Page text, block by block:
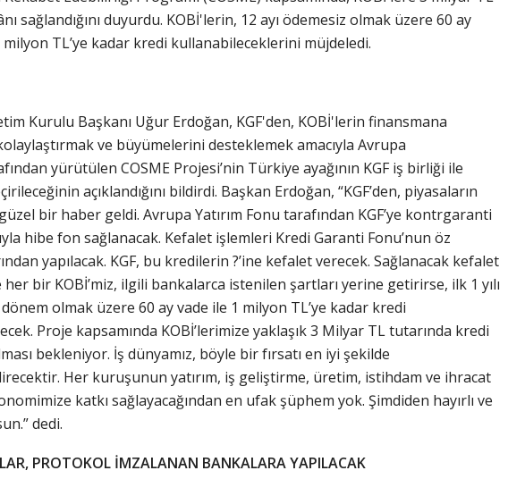
sağlandığını duyurdu. KOBİ'lerin, 12 ayı ödemesiz olmak üzere 60 ay
milyon TL’ye kadar kredi kullanabileceklerini müjdeledi.
Kurulu Başkanı Uğur Erdoğan, KGF'den, KOBİ'lerin finansmana
ve büyümelerini desteklemek amacıyla Avrupa
yürütülen COSME Projesi’nin Türkiye ayağının KGF iş birliği ile
açıklandığını bildirdi. Başkan Erdoğan, “KGF’den, piyasaların
bir haber geldi. Avrupa Yatırım Fonu tarafından KGF’ye kontrgaranti
hibe fon sağlanacak. Kefalet işlemleri Kredi Garanti Fonu’nun öz
yapılacak. KGF, bu kredilerin ?’ine kefalet verecek. Sağlanacak kefalet
bir KOBİ’miz, ilgili bankalarca istenilen şartları yerine getirirse, ilk 1 yılı
olmak üzere 60 ay vade ile 1 milyon TL’ye kadar kredi
Proje kapsamında KOBİ’lerimize yaklaşık 3 Milyar TL tutarında kredi
bekleniyor. İş dünyamız, böyle bir fırsatı en iyi şekilde
Her kuruşunun yatırım, iş geliştirme, üretim, istihdam ve ihracat
katkı sağlayacağından en ufak şüphem yok. Şimdiden hayırlı ve
dedi.
PROTOKOL İMZALANAN BANKALARA YAPILACAK
Şubat - 20 Mart)
Burcunun 08.08.2026 Günlük Yorumu
(21 Mart - 20 Nisan)
Koç Burcunun 08.08.2026 Günlük Yorumu